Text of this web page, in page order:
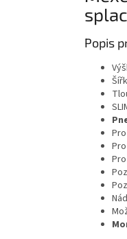
Popis